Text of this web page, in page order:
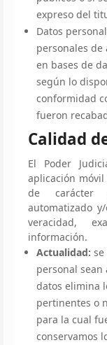
expreso del
Datos
personales de
en bases de
según lo
conformidad
fueron
Calidad
El Poder
aplicación móvil
de carácter
automatizado
veracidad,
información.
Actualidad:
personal sean
datos elimina
pertinentes o
para la cual
conservamos